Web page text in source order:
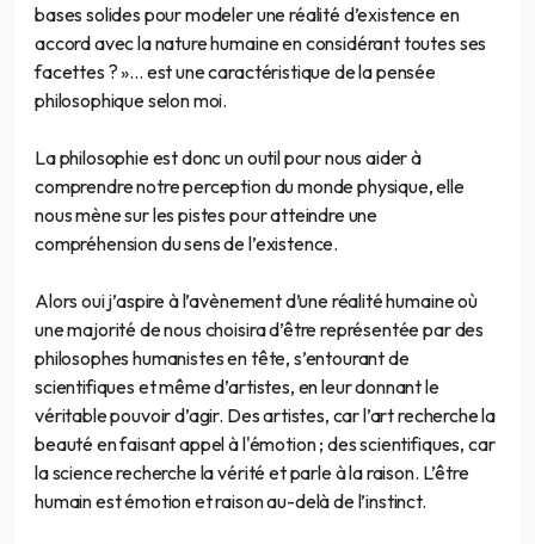
bases solides pour modeler une réalité d’existence en
accord avec la nature humaine en considérant toutes ses
facettes ? »… est une caractéristique de la pensée
philosophique selon moi.
La philosophie est donc un outil pour nous aider à
comprendre notre perception du monde physique, elle
nous mène sur les pistes pour atteindre une
compréhension du sens de l’existence.
Alors oui j’aspire à l’avènement d’une réalité humaine où
une majorité de nous choisira d’être représentée par des
philosophes humanistes en tête, s’entourant de
scientifiques et même d’artistes, en leur donnant le
véritable pouvoir d’agir. Des artistes, car l’art recherche la
beauté en faisant appel à l'émotion ; des scientifiques, car
la science recherche la vérité et parle à la raison. L’être
humain est émotion et raison au-delà de l’instinct.